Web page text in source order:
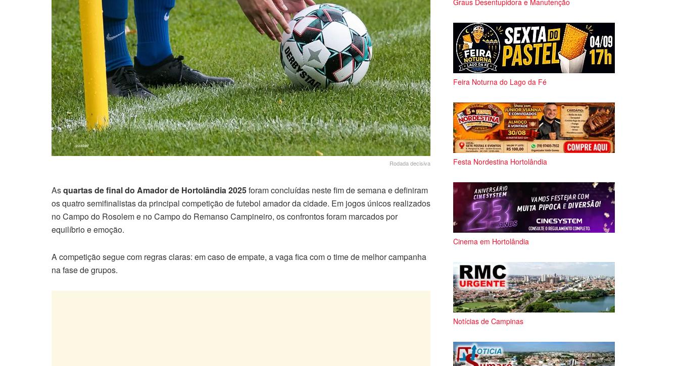
Rodada decisiva
Asquartas de final do Amador de Hortolândia 2025foram concluídas neste fim de semana e definiram
os quatro semifinalistas da principal competição de futebol amador da cidade. Em jogos únicos realizados
no Campo do Rosolem e no Campo do Remanso Campineiro, os confrontos foram marcados por
equilíbrio e emoção.
A competição segue com regras claras: em caso de empate, a vaga fica com o time de melhor campanha
na fase de grupos.
Graus Desentupidora e Manutenção
Feira Noturna do Lago da Fé
Festa Nordestina Hortolândia
Cinema em Hortolândia
Notícias de Campinas